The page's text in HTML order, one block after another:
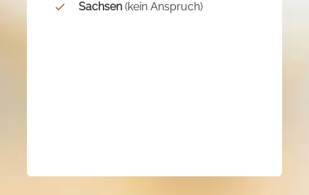
Sachsen (kein Anspruch)